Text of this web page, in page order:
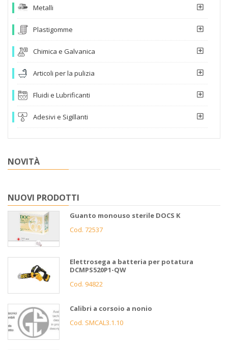
Metalli
Plastigomme
Chimica e Galvanica
Articoli per la pulizia
Fluidi e Lubrificanti
Adesivi e Sigillanti
NOVITÀ
NUOVI PRODOTTI
Guanto monouso sterile DOCS K
Cod. 72537
Elettrosega a batteria per potatura
DCMPS520P1-QW
Cod. 94822
Calibri a corsoio a nonio
Cod. SMCAL3.1.10